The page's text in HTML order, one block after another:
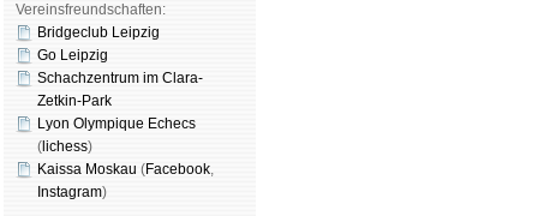
Vereinsfreundschaften:
Bridgeclub Leipzig
Go Leipzig
Schachzentrum im Clara-
Zetkin-Park
Lyon Olympique Echecs
( lichess)
Kaissa Moskau (Face­book,
Insta­gram)